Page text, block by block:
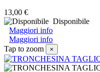
13,00 €
Disponibile
Maggiori info
Maggiori info
Tap to zoom
×